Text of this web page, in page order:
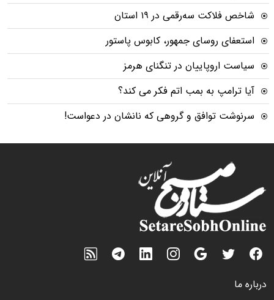
شاخص فلاکت سه‌رقمی در ۱۹ استان
استعفای روسای جمهور، کابوس پاستور
سیاست اروپاییان در تنگنای هرمز
آیا ترامپ به بمب اتم فکر می کند؟
سرنوشت توافق و گروهی که نانشان در دعواست!
درباره ما